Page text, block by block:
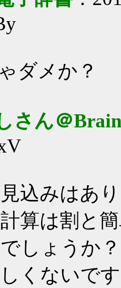
ダメか？
さん＠
込みはあ
算は割と
しょうか？
くないで